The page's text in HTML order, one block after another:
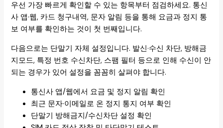
우선 가장 빠르게 확인할 수 있는 항목부터 점검하세요. 통신
사 앱·웹, 카드 청구내역, 문자 알림 등을 통해 요금과 정지 통
보 여부를 확인하는 것이 첫 번째입니다.
다음으로는 단말기 자체 설정입니다. 발신·수신 차단, 방해금
지모드, 특정 번호 수신차단, 스팸 필터 등으로 인해 수신이 안
되는 경우가 있어 설정을 꼼꼼히 살펴야 합니다.
통신사 앱/웹에서 요금 및 정지 알림 확인
최근 문자·이메일로 온 정지 통지 여부 확인
단말기 방해금지/수신차단 설정 확인